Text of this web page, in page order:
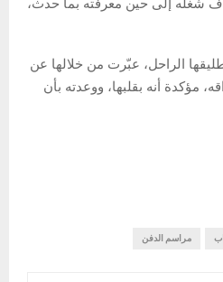
شغله إلى حين معرفته بما حدث،
الراحل، عبّرت من خلالها عن
مؤكدة أنه بقلبها، ووعدته بأن
مراسم الدفن